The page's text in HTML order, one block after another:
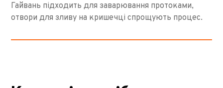
Гайвань підходить для заварювання протоками,
отвори для зливу на кришечці спрощують процес.